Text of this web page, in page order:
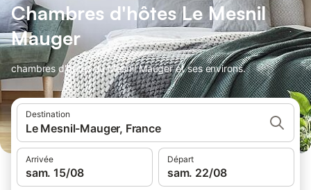
Chambres d'hôtes Le Mesnil
Mauger
chambres d'hôtes au Mesnil Mauger et ses environs.
Destination
Le Mesnil-Mauger, France
Arrivée
sam. 15/08
Départ
sam. 22/08